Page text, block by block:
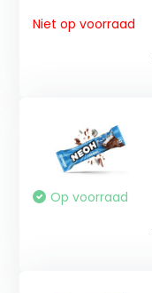
Niet op voorraad
Op voorraad